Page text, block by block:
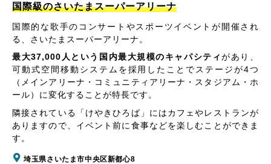
国際級のさいたまスーパーアリーナ
国際的な歌手のコンサートやスポーツイベントが開催され
る、さいたまスーパーアリーナ。
最大37,000人という国内最大規模のキャパシティがあり、
可動式空間移動システムを採用したことでステージが4つ
（メインアリーナ・コミュニティアリーナ・スタジアム・ホ
ール）に変化することが特長です。
隣接されている「けやきひろば」にはカフェやレストランが
ありますので、イベント前に食事などを楽しむことができま
す。
埼玉県さいたま市中央区新都心8